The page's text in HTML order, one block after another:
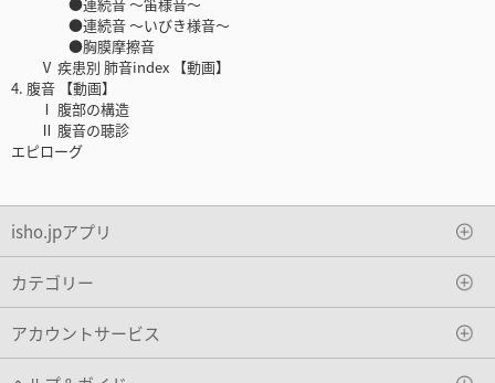
●連続音 ～いびき様音～
●胸膜摩擦音
Ⅴ 疾患別 肺音index 【動画】
4. 腹音 【動画】
Ⅰ 腹部の構造
Ⅱ 腹音の聴診
エピローグ
isho.jpアプリ
カテゴリー
アカウントサービス